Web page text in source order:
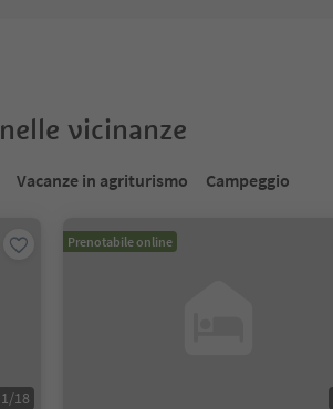
vicinanze
Vacanze in agriturismo Campeggio
1/18
Prenotabile online